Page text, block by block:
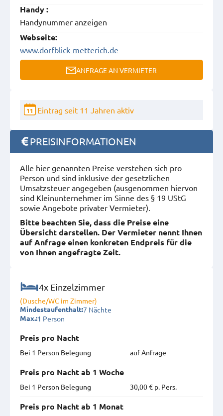
Handy :
Handynummer anzeigen
Webseite:
www.dorfblick-metterich.de
ANFRAGE AN VERMIETER
11 Eintrag seit 11 Jahren aktiv
PREISINFORMATIONEN
Alle hier genannten Preise verstehen sich pro
Person und sind inklusive der gesetzlichen
Umsatzsteuer angegeben (ausgenommen hiervon
sind Kleinunternehmer im Sinne des § 19 UStG
sowie Angebote privater Vermieter).
Bitte beachten Sie, dass die Preise eine
Übersicht darstellen. Der Vermieter nennt Ihnen
auf Anfrage einen konkreten Endpreis für die
von Ihnen angefragte Zeit.
4x Einzelzimmer
(Dusche/WC im Zimmer)
Mindestaufenthalt:7 Nächte
Max.:1 Person
Preis pro Nacht
Bei 1 Person Belegung
auf Anfrage
Preis pro Nacht ab 1 Woche
Bei 1 Person Belegung
30,00 € p. Pers.
Preis pro Nacht ab 1 Monat